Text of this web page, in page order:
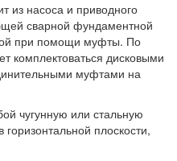
из насоса и приводного
сварной фундаментной
при помощи муфты. По
комплектоваться дисковыми
муфтами на
чугунную или стальную
плоскости,